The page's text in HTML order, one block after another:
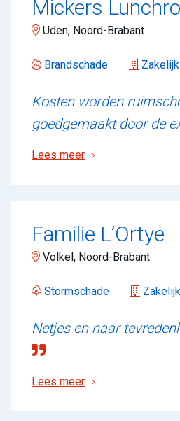
Mickers
Uden, Noord-Brabant
Brandschade Zakelijk
Kosten worden
goedgemaakt door de
Lees meer
Familie L’Ortye
Volkel, Noord-Brabant
Stormschade Zakelijk
Netjes en naar
Lees meer